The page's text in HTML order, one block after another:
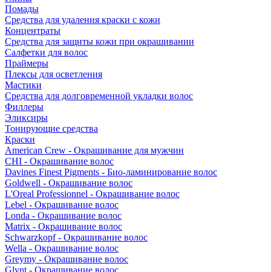
Помады
Средства для удаления краски с кожи
Концентраты
Средства для защиты кожи при окрашивании
Салфетки для волос
Праймеры
Плексы для осветления
Мастики
Средства для долговременной укладки волос
Филлеры
Эликсиры
Тонирующие средства
Краски
American Crew - Окрашивание для мужчин
CHI - Окрашивание волос
Davines Finest Pigments - Био-ламинирование волос
Goldwell - Окрашивание волос
L'Oreal Professionnel - Окрашивание волос
Lebel - Окрашивание волос
Londa - Окрашивание волос
Matrix - Окрашивание волос
Schwarzkopf - Окрашивание волос
Wella - Окрашивание волос
Greymy - Окрашивание волос
Glynt - Окрашивание волос